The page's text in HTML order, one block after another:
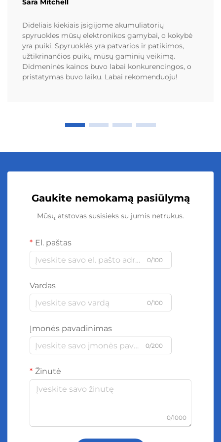
Sara Mitchell
Dideliais kiekiais įsigijome akumuliatorių
spyruokles mūsų elektronikos gamybai, o kokybė
yra puiki. Spyruoklės yra patvarios ir patikimos,
užtikrinančios puikų mūsų gaminių veikimą.
Didmeninės kainos buvo labai konkurencingos, o
pristatymas buvo laiku. Labai rekomenduoju!
Gaukite nemokamą pasiūlymą
Mūsų atstovas susisieks su jumis netrukus.
El. paštas
0/100
Vardas
0/100
Įmonės pavadinimas
0/200
Žinutė
0/1000